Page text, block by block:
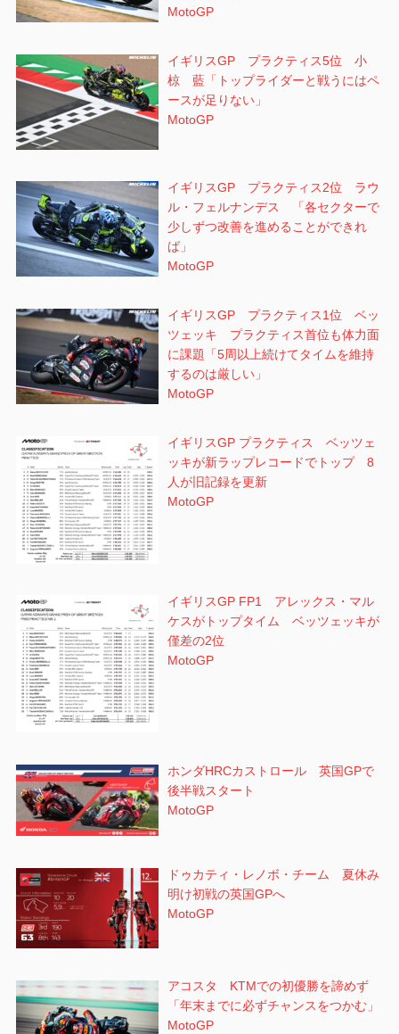
MotoGP
イギリスGP プラクティス5位 小
椋 藍「トップライダーと戦うにはペ
ースが足りない」
MotoGP
イギリスGP プラクティス2位 ラウ
ル・フェルナンデス 「各セクターで
少しずつ改善を進めることができれ
ば」
MotoGP
イギリスGP プラクティス1位 ベッ
ツェッキ プラクティス首位も体力面
に課題「5周以上続けてタイムを維持
するのは厳しい」
MotoGP
イギリスGP プラクティス ベッツェ
ッキが新ラップレコードでトップ 8
人が旧記録を更新
MotoGP
イギリスGP FP1 アレックス・マル
ケスがトップタイム ベッツェッキが
僅差の2位
MotoGP
ホンダHRCカストロール 英国GPで
後半戦スタート
MotoGP
ドゥカティ・レノボ・チーム 夏休み
明け初戦の英国GPへ
MotoGP
アコスタ KTMでの初優勝を諦めず
「年末までに必ずチャンスをつかむ」
MotoGP